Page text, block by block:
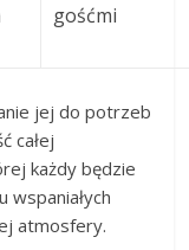
gośćmi
jej do potrzeb
całej
każdy będzie
wspaniałych
atmosfery.